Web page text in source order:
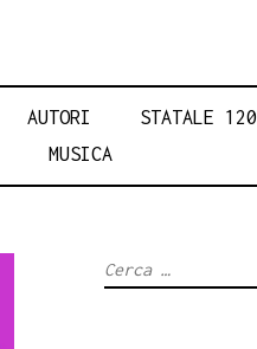
AUTORI STATALE 120
MUSICA
Ricerca